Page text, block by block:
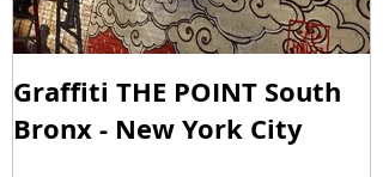
Graffiti THE POINT South
Bronx - New York City